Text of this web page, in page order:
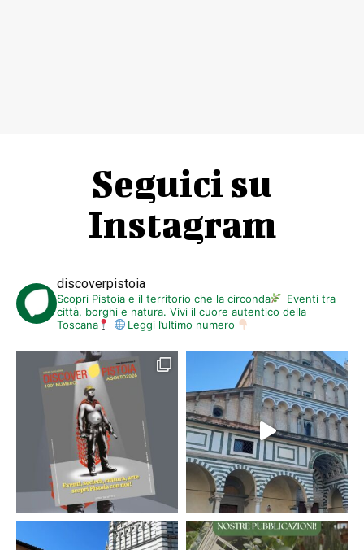
Seguici su
Instagram
discoverpistoia
Scopri Pistoia e il territorio che la circonda
Eventi tra
città, borghi e natura. Vivi il cuore autentico della
Toscana
Leggi l’ultimo numero